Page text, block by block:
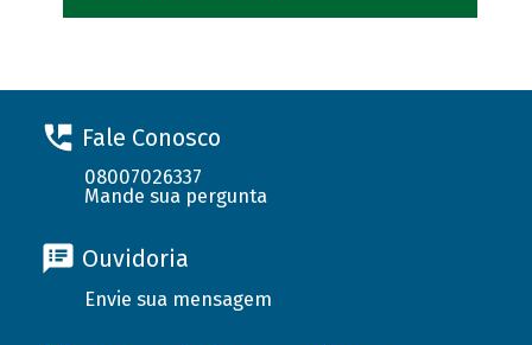
Fale Conosco
08007026337
Mande sua pergunta
Ouvidoria
Envie sua mensagem